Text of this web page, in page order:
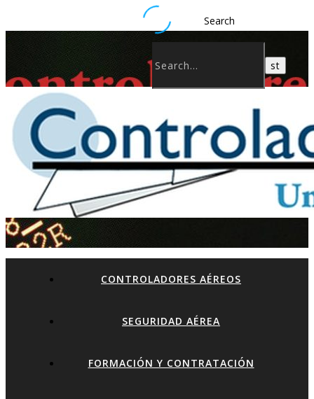
Search
CONTROLADORES AÉREOS
SEGURIDAD AÉREA
FORMACIÓN Y CONTRATACIÓN